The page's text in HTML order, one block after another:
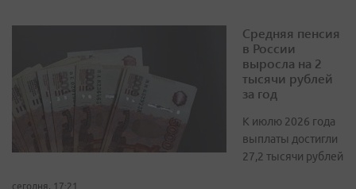
Средняя пенсия
в России
выросла на 2
тысячи рублей
за год
К июлю 2026 года
выплаты достигли
27,2 тысячи рублей
сегодня, 17:21